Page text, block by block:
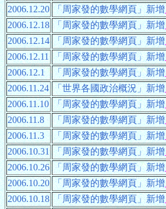
2006.12.20 「周家發的數學網頁」新增
2006.12.18 「周家發的數學網頁」新增
2006.12.14 「周家發的數學網頁」新增
2006.12.11 「周家發的數學網頁」新增
2006.12.1
「周家發的數學網頁」新增
2006.11.24 「世界各國政治概況」新增
2006.11.10 「周家發的數學網頁」新增
2006.11.8
「周家發的數學網頁」新增
2006.11.3
「周家發的數學網頁」新增
2006.10.31 「周家發的數學網頁」新增
2006.10.26 「周家發的數學網頁」新增
2006.10.20 「周家發的數學網頁」新增
2006.10.18 「周家發的數學網頁」新增